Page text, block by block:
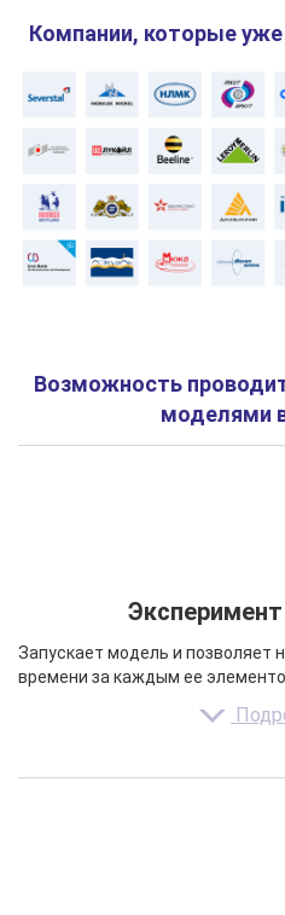
Компании, которые
Возможность
моделями
Запускает модель и позволяет
времени за каждым ее